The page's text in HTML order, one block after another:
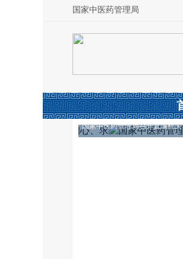
国家中医药管理局
国家中医药管理局召开直属机关